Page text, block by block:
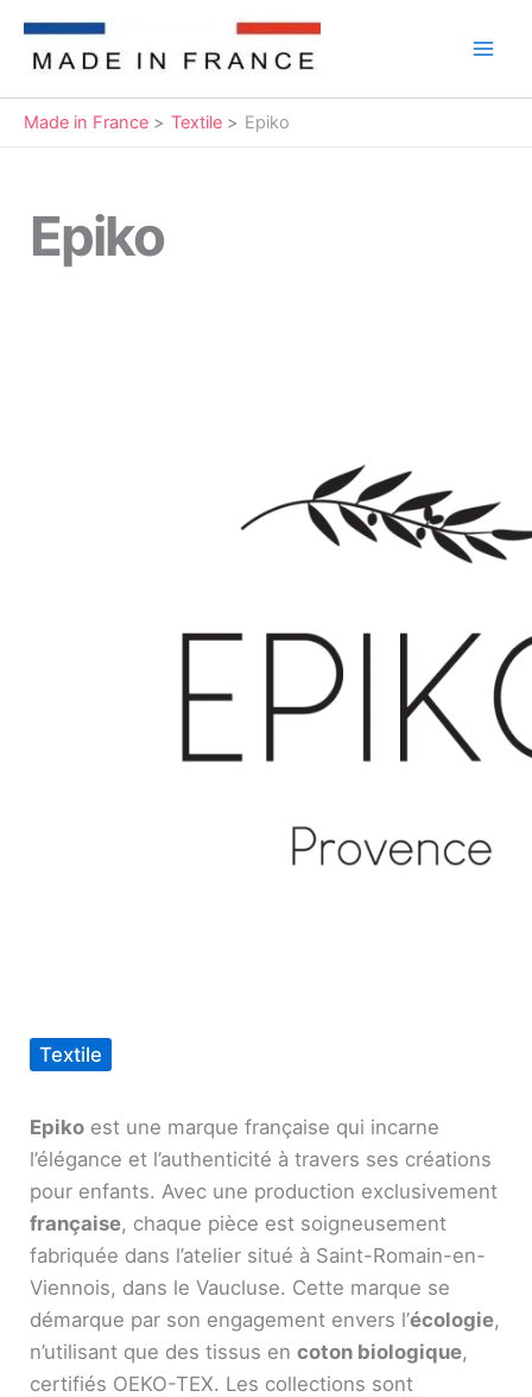
contenu
Made in France Textile Epiko
Epiko
Textile
Epiko est une marque française qui incarne
l’élégance et l’authenticité à travers ses créations
pour enfants. Avec une production exclusivement
française, chaque pièce est soigneusement
fabriquée dans l’atelier situé à Saint-Romain-en-
Viennois, dans le Vaucluse. Cette marque se
démarque par son engagement envers l’écologie,
n’utilisant que des tissus en coton biologique,
certifiés OEKO-TEX. Les collections sont